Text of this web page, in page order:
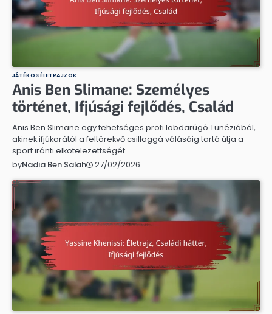
JÁTÉKOS ÉLETRAJZOK
Anis Ben Slimane: Személyes
történet, Ifjúsági fejlődés, Család
Anis Ben Slimane egy tehetséges profi labdarúgó Tunéziából,
akinek ifjúkorától a feltörekvő csillaggá válásáig tartó útja a
sport iránti elkötelezettségét…
byNadia Ben Salah 27/02/2026